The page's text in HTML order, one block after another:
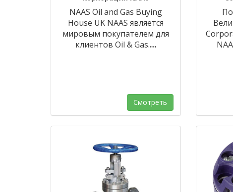
NAAS Oil and Gas Buying
House UK NAAS является
мировым покупателем для
клиентов Oil & Gas.…
Смотреть